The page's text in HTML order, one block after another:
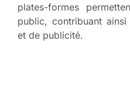
plates-formes
public, contribuant
et de publicité.